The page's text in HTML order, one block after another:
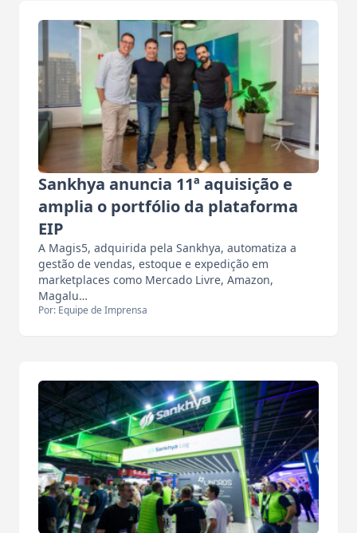
Sankhya anuncia 11ª aquisição e
amplia o portfólio da plataforma
EIP
A Magis5, adquirida pela Sankhya, automatiza a
gestão de vendas, estoque e expedição em
marketplaces como Mercado Livre, Amazon,
Magalu…
Por: Equipe de Imprensa